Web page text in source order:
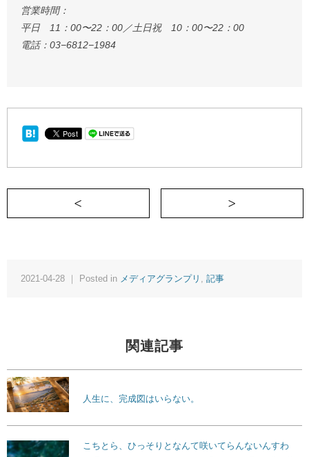
営業時間：
平日 11：00〜22：00／土日祝 10：00〜22：00
電話：03−6812−1984
＜ いつか近いうちにお会いましょう！
2021-04-28 ｜ Posted in メディアグランプリ , 記事
関連記事
人生に、完成図はいらない。
こちとら、ひっそりとなんて咲いてらんないんすわ